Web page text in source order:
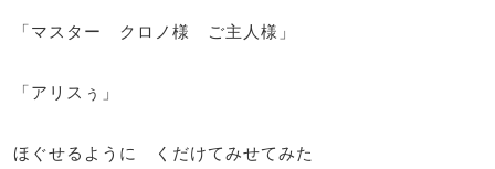
「マスター クロノ様 ご主人様」
「アリスぅ」
ほぐせるように くだけてみせてみた